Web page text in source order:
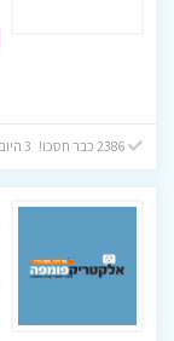
2386 כבר חסכו! 3 היום